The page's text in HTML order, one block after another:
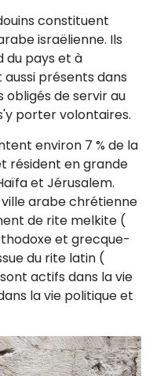
constituent
israëlienne. Ils
du pays et à
présents dans
obligés de servir au
porter volontaires.
environ 7 % de la
résident en grande
et Jérusalem.
arabe chrétienne
de rite melkite (
et grecque-
du rite latin (
actifs dans la vie
la vie politique et